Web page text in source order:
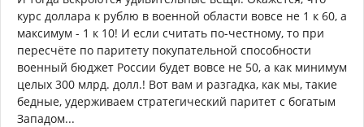
курс доллара к рублю в военной области вовсе не 1 к 60, а
максимум - 1 к 10! И если считать по-честному, то при
пересчёте по паритету покупательной способности
военный бюджет России будет вовсе не 50, а как минимум
целых 300 млрд. долл.! Вот вам и разгадка, как мы, такие
бедные, удерживаем стратегический паритет с богатым
Западом...